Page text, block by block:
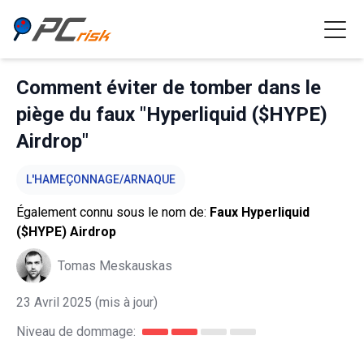
Comment éviter de tomber dans le
piège du faux "Hyperliquid ($HYPE)
Airdrop"
L'HAMEÇONNAGE/ARNAQUE
Également connu sous le nom de: Faux Hyperliquid
($HYPE) Airdrop
Tomas Meskauskas
23 Avril 2025 (mis à jour)
Niveau de dommage: